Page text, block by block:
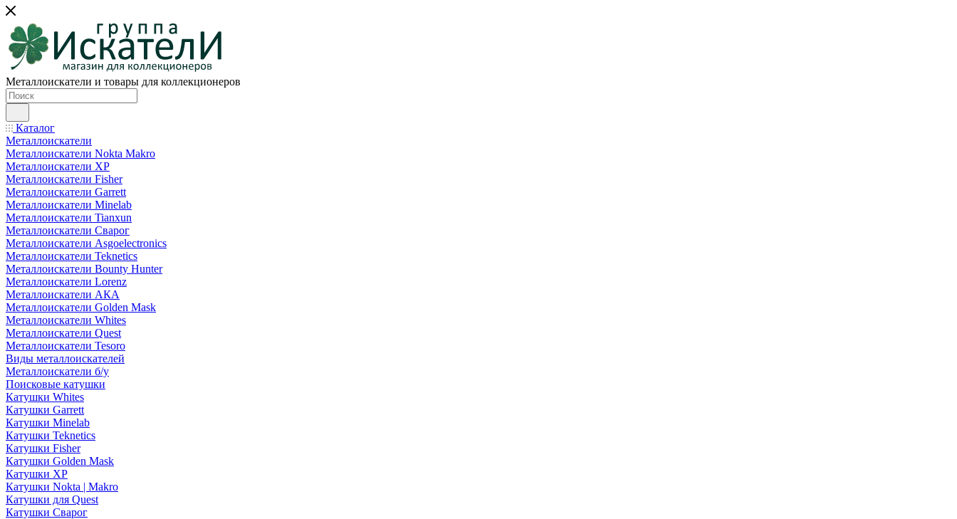
Металлоискатели и товары для коллекционеров
Каталог
Металлоискатели
Металлоискатели Nokta Makro
Металлоискатели XP
Металлоискатели Fisher
Металлоискатели Garrett
Металлоискатели Minelab
Металлоискатели Tianxun
Металлоискатели Сварог
Металлоискатели Asgoelectronics
Металлоискатели Teknetics
Металлоискатели Bounty Hunter
Металлоискатели Lorenz
Металлоискатели АКА
Металлоискатели Golden Mask
Металлоискатели Whites
Металлоискатели Quest
Металлоискатели Tesoro
Виды металлоискателей
Металлоискатели б/у
Поисковые катушки
Катушки Whites
Катушки Garrett
Катушки Minelab
Катушки Teknetics
Катушки Fisher
Катушки Golden Mask
Катушки XP
Катушки Nokta | Makro
Катушки для Quest
Катушки Сварог